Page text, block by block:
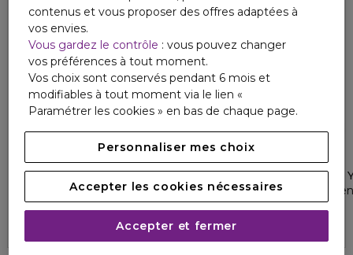
LA MER
LES SOINS LÈVRES
Le baume pour les lèvres
90,00 € 4.6 12
LA MER
LES SOINS CONTOUR DES
Le baume pour les yeux
270,00 € 4 3
contenus et vous proposer des offres adaptées à
vos envies.
Vous gardez le contrôle : vous pouvez changer
vos préférences à tout moment.
Vos choix sont conservés pendant 6 mois et
modifiables à tout moment via le lien «
Paramétrer les cookies » en bas de chaque page.
Personnaliser mes choix
Accepter les cookies nécessaires
Accepter et fermer